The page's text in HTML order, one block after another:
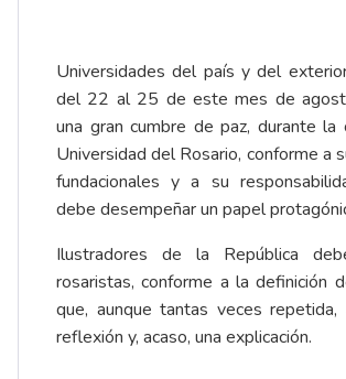
Universidades del país y del
del 22 al 25 de este mes de
una gran cumbre de paz, durante la
Universidad del Rosario, conforme a
fundacionales y a su
debe desempeñar un papel
Ilustradores de la República
rosaristas, conforme a la definición
que, aunque tantas veces repetida,
reflexión y, acaso, una explicación.